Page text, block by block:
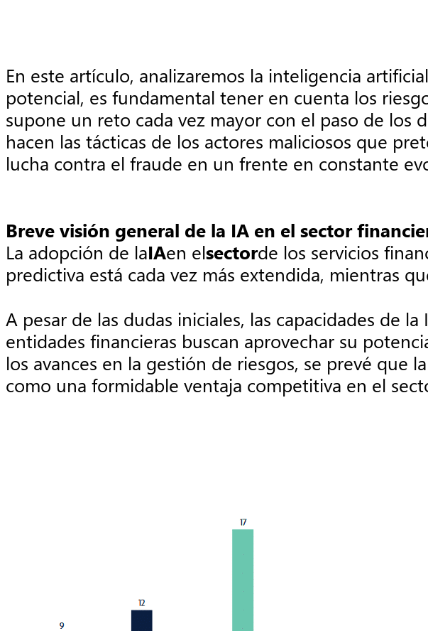
En este artículo, analizaremos la inteligencia
potencial, es fundamental tener en cuenta los
supone un reto cada vez mayor con el paso de los
hacen las tácticas de los actores maliciosos que
lucha contra el fraude en un frente en constante
Breve visión general de la IA en el sector
La adopción de laIAen elsectorde los servicios
predictiva está cada vez más extendida, mientras
A pesar de las dudas iniciales, las capacidades de
entidades financieras buscan aprovechar su
los avances en la gestión de riesgos, se prevé que
como una formidable ventaja competitiva en el